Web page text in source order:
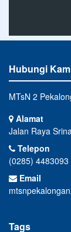
Hubungi
MTsN 2
Alamat
Jalan Raya
Telepon
(0285) 4483093
Email
Tags